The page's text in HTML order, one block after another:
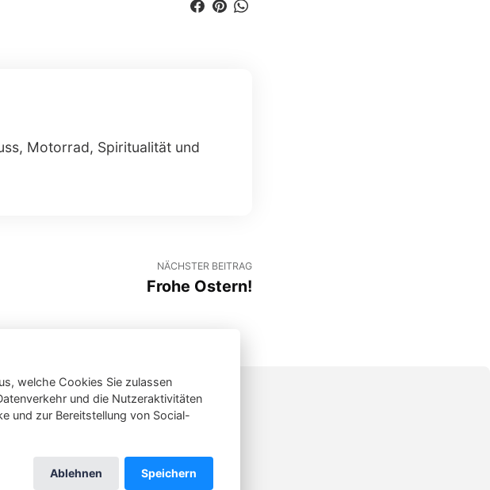
Motorrad, Spiritualität und
NÄCHSTER BEITRAG
Frohe Ostern!
by Jens Idelberger
welche Cookies Sie zulassen
und die Nutzeraktivitäten
und zur Bereitstellung von Social-
Ablehnen Speichern